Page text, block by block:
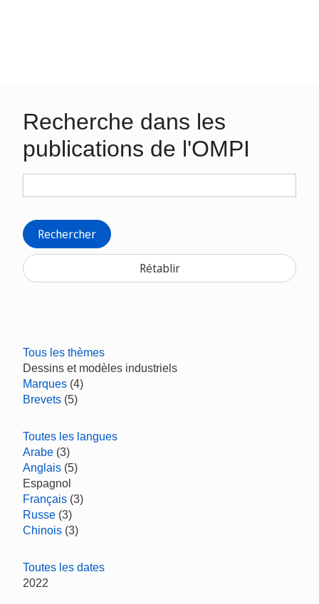
Recherche dans les
publications de l'OMPI
Rechercher
Rétablir
Tous les thèmes
Dessins et modèles industriels
Marques (4)
Brevets (5)
Toutes les langues
Arabe (3)
Anglais (5)
Espagnol
Français (3)
Russe (3)
Chinois (3)
Toutes les dates
2022